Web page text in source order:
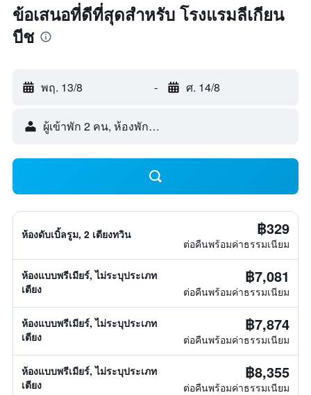
ข้อเสนอที่ดีที่สุดสำหรับ โรงแรมลีเกียน
บีช
พฤ. 13/8 - ศ. 14/8
ผู้เข้าพัก 2 คน, ห้องพัก 1 ห้อง
ห้องดับเบิ้ลรูม, 2 เตียงทวิน ฿329
ต่อคืนพร้อมค่าธรรมเนียม
ห้องแบบพรีเมียร์, ไม่ระบุประเภท
เตียง
฿7,081
ต่อคืนพร้อมค่าธรรมเนียม
ห้องแบบพรีเมียร์, ไม่ระบุประเภท
เตียง
฿7,874
ต่อคืนพร้อมค่าธรรมเนียม
ห้องแบบพรีเมียร์, ไม่ระบุประเภท
เตียง
฿8,355
ต่อคืนพร้อมค่าธรรมเนียม